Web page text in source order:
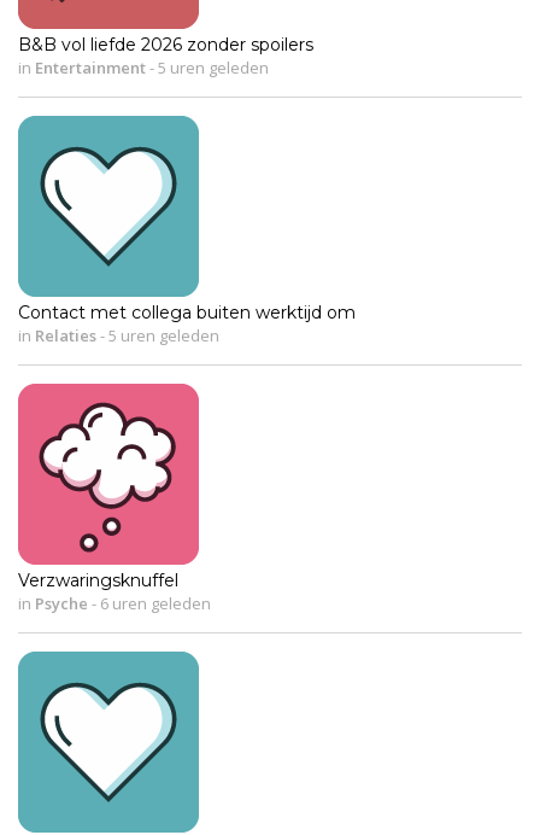
B&B vol liefde 2026 zonder spoilers
in Entertainment-5 uren geleden
Contact met collega buiten werktijd om
in Relaties-5 uren geleden
Verzwaringsknuffel
in Psyche - 6 uren geleden